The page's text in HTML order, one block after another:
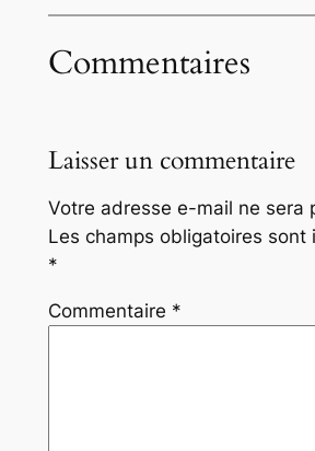
Commentaires
Laisser un commentaire
Votre adresse e-mail ne sera
Les champs obligatoires sont
*
Commentaire *